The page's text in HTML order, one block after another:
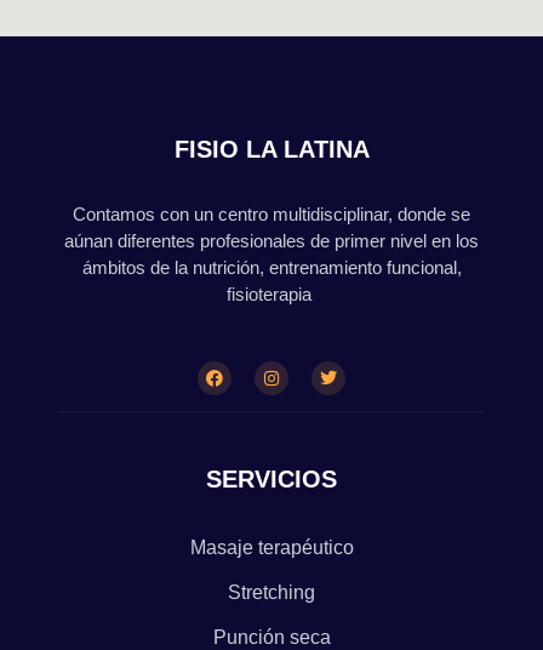
FISIO LA LATINA
Contamos con un centro multidisciplinar, donde se
aúnan diferentes profesionales de primer nivel en los
ámbitos de la nutrición, entrenamiento funcional,
fisioterapia
SERVICIOS
Masaje terapéutico
Stretching
Punción seca